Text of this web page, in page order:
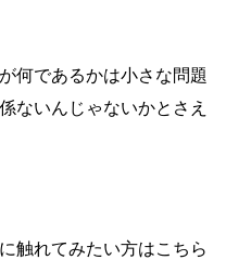
何であるかは小さな問題
ないんじゃないかとさえ
触れてみたい方はこちら